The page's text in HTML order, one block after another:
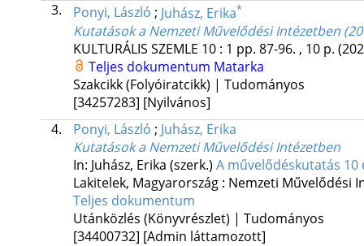
3.
Ponyi, László ; Juhász, Erika*
Kutatások a Nemzeti Művelődési Intézetben
KULTURÁLIS SZEMLE 10: 1 pp. 87-96. , 10 p.
Teljes dokumentum Matarka
Szakcikk (Folyóiratcikk) | Tudományos
[34257283] [Nyilvános]
4.
Ponyi, László ; Juhász, Erika
Kutatások a Nemzeti Művelődési Intézetben
In: Juhász, Erika (szerk.) A művelődéskutatás 10
Lakitelek, Magyarország : Nemzeti Művelődési
Teljes dokumentum
Utánközlés (Könyvrészlet) | Tudományos
[34400732] [Admin láttamozott]